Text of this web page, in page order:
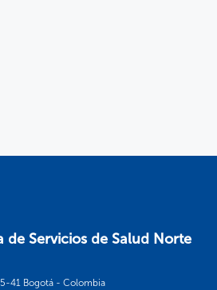
de Servicios de Salud Norte
41 Bogotá - Colombia